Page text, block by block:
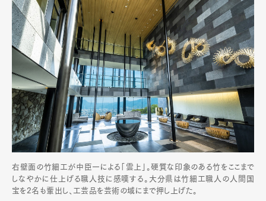
Official Columnist
About
Contact
Pen Meet
Pen international Pen tw
右壁面の竹細工が中臣一による「雲上」。硬質な印象のある竹をここまで
しなやかに仕上げる職人技に感嘆する。大分県は竹細工職人の人間国
宝を2名も輩出し、工芸品を芸術の域にまで押し上げた。